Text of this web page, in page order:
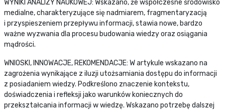
WYNIKI ANALIZY NAUKOWEJ: Wskazano, że współczesne środowisko
medialne, charakteryzujące się nadmiarem, fragmentaryzacją
i przyspieszeniem przepływu informacji, stawia nowe, bardzo
ważne wyzwania dla procesu budowania wiedzy oraz osiągania
mądrości.
WNIOSKI, INNOWACJE, REKOMENDACJE: W artykule wskazano na
zagrożenia wynikające z iluzji utożsamiania dostępu do informacji
z posiadaniem wiedzy. Podkreślono znaczenie kontekstu,
doświadczenia i refleksji jako warunków koniecznych do
przekształcania informacji w wiedzę. Wskazano potrzebę dalszej